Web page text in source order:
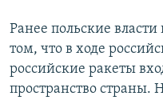
Ранее польские
том, что в ходе
российские ракеты
пространство страны.